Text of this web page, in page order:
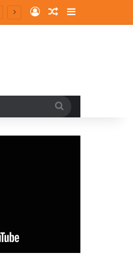
Log InRandom Article
Sidebar